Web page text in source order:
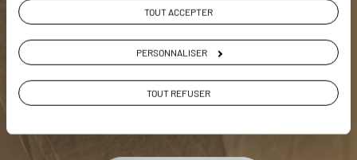
TOUT ACCEPTER
PERSONNALISER
TOUT REFUSER
L’album souvenirs à composer
vous-même
DÉCOUVRIR LUCIOLE